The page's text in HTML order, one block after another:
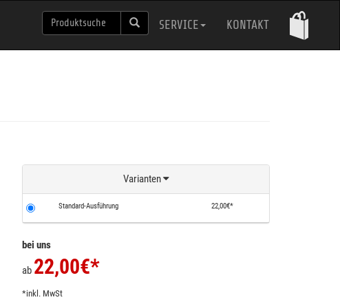
SERVICE KONTAKT
Varianten
Standard-Ausführung 22,00€*
bei uns
ab 22,00€*
*inkl. MwSt